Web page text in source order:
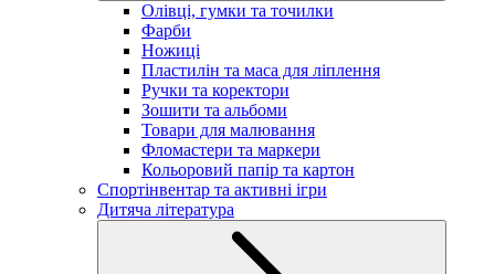
Олівці, гумки та точилки
Фарби
Ножиці
Пластилін та маса для ліплення
Ручки та коректори
Зошити та альбоми
Товари для малювання
Фломастери та маркери
Кольоровий папір та картон
Спортінвентар та активні ігри
Дитяча література